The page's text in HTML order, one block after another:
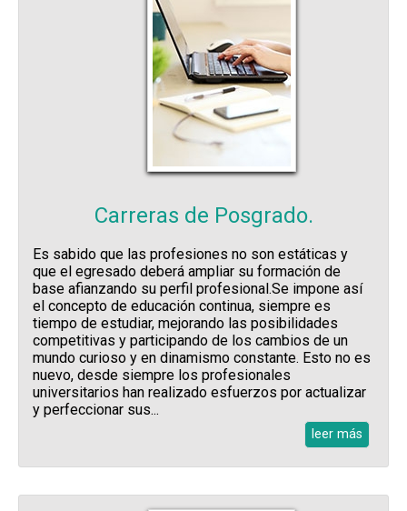
Carreras de Posgrado.
Es sabido que las profesiones no son estáticas y
que el egresado deberá ampliar su formación de
base afianzando su perfil profesional.Se impone así
el concepto de educación continua, siempre es
tiempo de estudiar, mejorando las posibilidades
competitivas y participando de los cambios de un
mundo curioso y en dinamismo constante. Esto no es
nuevo, desde siempre los profesionales
universitarios han realizado esfuerzos por actualizar
y perfeccionar sus...
leer más